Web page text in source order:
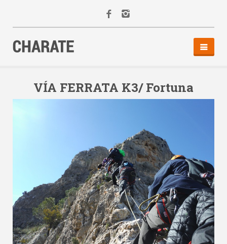
AGENDA
ACTIVIDADES
VÍA FERRATA K3/ Fortuna